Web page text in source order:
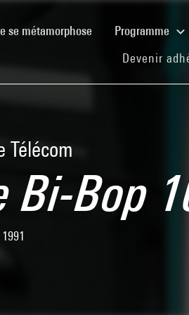
se métamorphose(current)Programme
Devenir
Télécom
Bi-Bop
1991